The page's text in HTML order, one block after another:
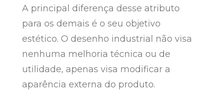
A principal diferença desse atributo
para os demais é o seu objetivo
estético. O desenho industrial não visa
nenhuma melhoria técnica ou de
utilidade, apenas visa modificar a
aparência externa do produto.